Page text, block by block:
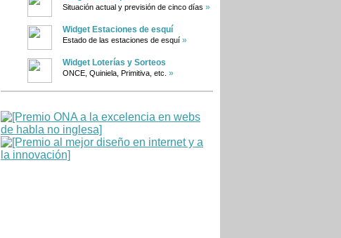
Situación actual y previsión de cinco días »
Widget Estaciones de esquí
Estado de las estaciones de esquí »
Widget Loterías y Sorteos
ONCE, Quiniela, Primitiva, etc. »